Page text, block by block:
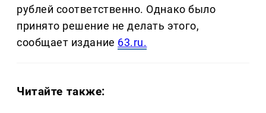
рублей соответственно. Однако было
принято решение не делать этого,
сообщает издание 63.ru.
Читайте также: